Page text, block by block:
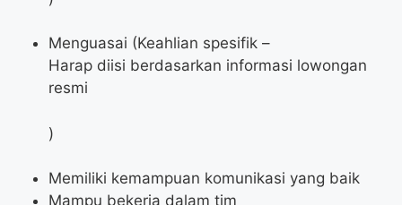
Menguasai (Keahlian spesifik –
Harap diisi berdasarkan informasi lowongan
resmi
)
Memiliki kemampuan komunikasi yang baik
Mampu bekerja dalam tim